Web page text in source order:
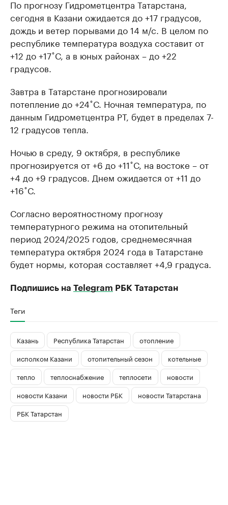
По прогнозу Гидрометцентра Татарстана,
сегодня в Казани ожидается до +17 градусов,
дождь и ветер порывами до 14 м/с. В целом по
республике температура воздуха составит от
+12 до +17˚С, а в юных районах – до +22
градусов.
Завтра в Татарстане прогнозировали
потепление до +24˚С. Ночная температура, по
данным Гидрометцентра РТ, будет в пределах 7-
12 градусов тепла.
Ночью в среду, 9 октября, в республике
прогнозируется от +6 до +11˚С, на востоке – от
+4 до +9 градусов. Днем ожидается от +11 до
+16˚С.
Согласно вероятностному прогнозу
температурного режима на отопительный
период 2024/2025 годов, среднемесячная
температура октября 2024 года в Татарстане
будет нормы, которая составляет +4,9 градуса.
Подпишись на Telegram РБК Татарстан
Теги
Казань Республика Татарстан
отопление
исполком Казани
отопительный сезон
котельные
тепло
теплоснабжение теплосети
новости
новости Казани
новости РБК
новости Татарстана
РБК Татарстан